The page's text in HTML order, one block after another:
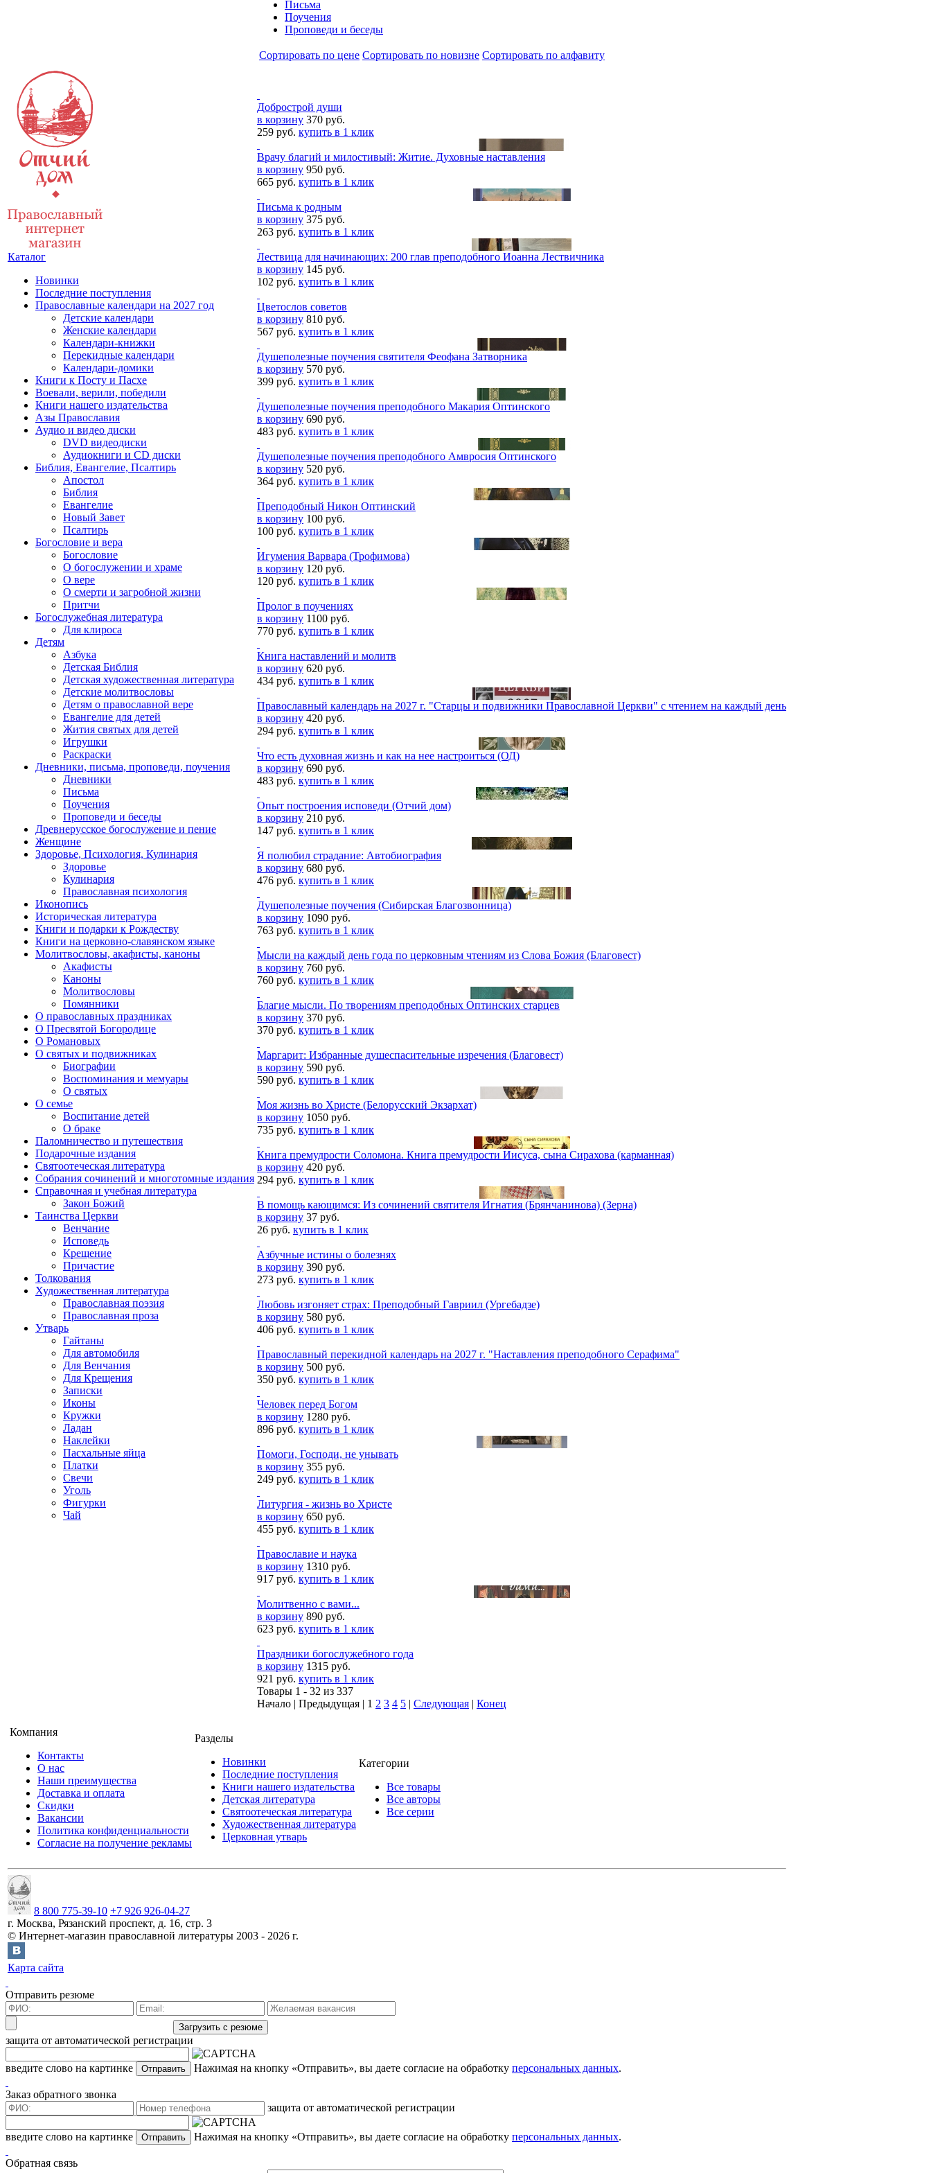
Каталог
Новинки
Последние поступления
Православные календари на 2027 год
Детские календари
Женские календари
Календари-книжки
Перекидные календари
Календари-домики
Книги к Посту и Пасхе
Воевали, верили, победили
Книги нашего издательства
Азы Православия
Аудио и видео диски
DVD видеодиски
Аудиокниги и CD диски
Библия, Евангелие, Псалтирь
Апостол
Библия
Евангелие
Новый Завет
Псалтирь
Богословие и вера
Богословие
О богослужении и храме
О вере
О смерти и загробной жизни
Притчи
Богослужебная литература
Для клироса
Детям
Азбука
Детская Библия
Детская художественная литература
Детские молитвословы
Детям о православной вере
Евангелие для детей
Жития святых для детей
Игрушки
Раскраски
Дневники, письма, проповеди, поучения
Дневники
Письма
Поучения
Проповеди и беседы
Древнерусское богослужение и пение
Женщине
Здоровье, Психология, Кулинария
Здоровье
Кулинария
Православная психология
Иконопись
Историческая литература
Книги и подарки к Рождеству
Книги на церковно-славянском языке
Молитвословы, акафисты, каноны
Акафисты
Каноны
Молитвословы
Помянники
О православных праздниках
О Пресвятой Богородице
О Романовых
О святых и подвижниках
Биографии
Воспоминания и мемуары
О святых
О семье
Воспитание детей
О браке
Паломничество и путешествия
Подарочные издания
Святоотеческая литература
Собрания сочинений и многотомные издания
Справочная и учебная литература
Закон Божий
Таинства Церкви
Венчание
Исповедь
Крещение
Причастие
Толкования
Художественная литература
Православная поэзия
Православная проза
Утварь
Гайтаны
Для автомобиля
Для Венчания
Для Крещения
Записки
Иконы
Кружки
Ладан
Наклейки
Пасхальные яйца
Платки
Свечи
Уголь
Фигурки
Чай
Письма
Поучения
Проповеди и беседы
Cортировать по цене Cортировать по новизне Cортировать по алфавиту
Добрострой души
в корзину 370 руб.
259 руб. купить в 1 клик
Врачу благий и милостивый: Житие. Духовные наставления
в корзину 950 руб.
665 руб. купить в 1 клик
Письма к родным
в корзину 375 руб.
263 руб. купить в 1 клик
Лествица для начинающих: 200 глав преподобного Иоанна Лествичника
в корзину 145 руб.
102 руб. купить в 1 клик
Цветослов советов
в корзину 810 руб.
567 руб. купить в 1 клик
Душеполезные поучения святителя Феофана Затворника
в корзину 570 руб.
399 руб. купить в 1 клик
Душеполезные поучения преподобного Макария Оптинского
в корзину 690 руб.
483 руб. купить в 1 клик
Душеполезные поучения преподобного Амвросия Оптинского
в корзину 520 руб.
364 руб. купить в 1 клик
Преподобный Никон Оптинский
в корзину 100 руб.
100 руб. купить в 1 клик
Игумения Варвара (Трофимова)
в корзину 120 руб.
120 руб. купить в 1 клик
Пролог в поучениях
в корзину 1100 руб.
770 руб. купить в 1 клик
Книга наставлений и молитв
в корзину 620 руб.
434 руб. купить в 1 клик
Православный календарь на 2027 г. "Старцы и подвижники Православной Церкви" с чтением на каждый день
в корзину 420 руб.
294 руб. купить в 1 клик
Что есть духовная жизнь и как на нее настроиться (ОД)
в корзину 690 руб.
483 руб. купить в 1 клик
Опыт построения исповеди (Отчий дом)
в корзину 210 руб.
147 руб. купить в 1 клик
Я полюбил страдание: Автобиография
в корзину 680 руб.
476 руб. купить в 1 клик
Душеполезные поучения (Сибирская Благозвонница)
в корзину 1090 руб.
763 руб. купить в 1 клик
Мысли на каждый день года по церковным чтениям из Слова Божия (Благовест)
в корзину 760 руб.
760 руб. купить в 1 клик
Благие мысли. По творениям преподобных Оптинских старцев
в корзину 370 руб.
370 руб. купить в 1 клик
Маргарит: Избранные душеспасительные изречения (Благовест)
в корзину 590 руб.
590 руб. купить в 1 клик
Моя жизнь во Христе (Белорусский Экзархат)
в корзину 1050 руб.
735 руб. купить в 1 клик
Книга премудрости Соломона. Книга премудрости Иисуса, сына Сирахова (карманная)
в корзину 420 руб.
294 руб. купить в 1 клик
В помощь кающимся: Из сочинений святителя Игнатия (Брянчанинова) (Зерна)
в корзину 37 руб.
26 руб. купить в 1 клик
Азбучные истины о болезнях
в корзину 390 руб.
273 руб. купить в 1 клик
Любовь изгоняет страх: Преподобный Гавриил (Ургебадзе)
в корзину 580 руб.
406 руб. купить в 1 клик
Православный перекидной календарь на 2027 г. "Наставления преподобного Серафима"
в корзину 500 руб.
350 руб. купить в 1 клик
Человек перед Богом
в корзину 1280 руб.
896 руб. купить в 1 клик
Помоги, Господи, не унывать
в корзину 355 руб.
249 руб. купить в 1 клик
Литургия - жизнь во Христе
в корзину 650 руб.
455 руб. купить в 1 клик
Православие и наука
в корзину 1310 руб.
917 руб. купить в 1 клик
Молитвенно с вами...
в корзину 890 руб.
623 руб. купить в 1 клик
Праздники богослужебного года
в корзину 1315 руб.
921 руб. купить в 1 клик
Товары 1 - 32 из 337
Начало | Предыдущая | 1 2 3 4 5 | Следующая | Конец
Компания
Контакты
О нас
Наши преимущества
Доставка и оплата
Скидки
Вакансии
Политика конфиденциальности
Согласие на получение рекламы
Разделы
Новинки
Последние поступления
Книги нашего издательства
Детская литература
Святоотеческая литература
Художественная литература
Церковная утварь
Категории
Все товары
Все авторы
Все серии
8 800 775-39-10 +7 926 926-04-27
г. Москва, Рязанский проспект, д. 16, стр. 3
© Интернет-магазин православной литературы 2003 - 2026 г.
Карта сайта
Отправить резюме
защита от автоматической регистрации
введите слово на картинке Нажимая на кнопку «Отправить», вы даете согласие на обработку персональных данных.
Заказ обратного звонка
защита от автоматической регистрации
введите слово на картинке Нажимая на кнопку «Отправить», вы даете согласие на обработку персональных данных.
Обратная связь